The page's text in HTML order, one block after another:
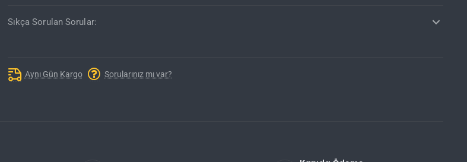
Sıkça Sorulan Sorular:
Aynı Gün Kargo Sorularınız mı var?